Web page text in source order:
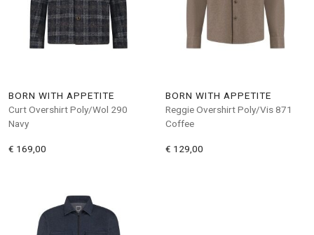
BORN WITH APPETITE
Curt Overshirt Poly/Wol 290
Navy
€ 169,00
BORN WITH APPETITE
Reggie Overshirt Poly/Vis 871
Coffee
€ 129,00